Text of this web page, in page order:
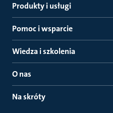
Produkty i usługi
Pomoc i wsparcie
Wiedza i szkolenia
O nas
Na skróty